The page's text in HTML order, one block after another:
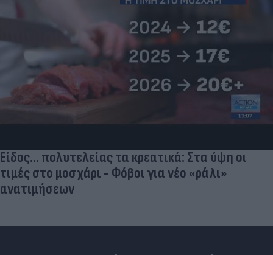
Είδος... πολυτελείας τα κρεατικά: Στα ύψη οι
τιμές στο μοσχάρι - Φόβοι για νέο «ράλι»
ανατιμήσεων